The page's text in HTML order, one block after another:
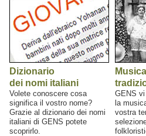
Dizionario
dei nomi italiani
Volete conoscere cosa
significa il vostro nome?
Grazie al dizionario dei nomi
italiani di GENS potete
scoprirlo.
Musica
GENS
la
vostra